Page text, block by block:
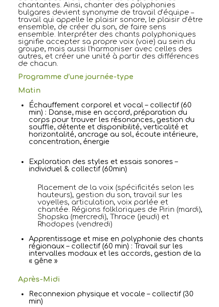
chantantes. Ainsi, chanter des polyphonies
bulgares devient synonyme de travail d’équipe –
travail qui appelle le plaisir sonore, le plaisir d’être
ensemble, de créer du son, de faire sens
ensemble. Interpréter des chants polyphoniques
signifie accepter sa propre voix (voie) au sein du
groupe, mais aussi l’harmoniser avec celles des
autres, et créer une unité à partir des différences
de chacun.
Programme d’une journée-type
Matin
Échauffement corporel et vocal – collectif (60
min) : Danse, mise en accord, préparation du
corps pour trouver les résonances, gestion du
souffle, détente et disponibilité, verticalité et
horizontalité, ancrage au sol, écoute intérieure,
concentration, énergie
Exploration des styles et essais sonores –
individuel & collectif (60min)
Placement de la voix (spécificités selon les
hauteurs), gestion du son, travail sur les
voyelles, articulation, voix parlée et
chantée.
Régions folkloriques de Pirin (mardi),
Shopska (mercredi), Thrace (jeudi) et
Rhodopes (vendredi)
Apprentissage et mise en polyphonie des chants
régionaux – collectif (60 min) : Travail sur les
intervalles modaux et les accords, gestion de la
« gêne »
Après-Midi
Reconnexion physique et vocale – collectif (30
min)